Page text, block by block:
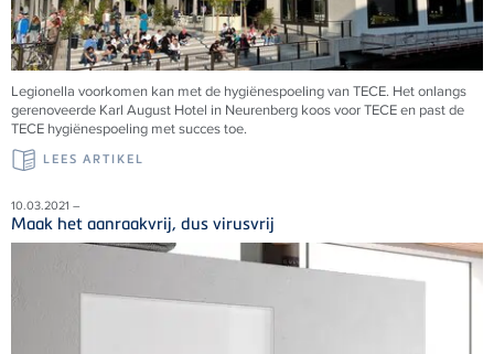
Legionella voorkomen kan met de hygiënespoeling van TECE. Het onlangs
gerenoveerde Karl August Hotel in Neurenberg koos voor TECE en past de
TECE hygiënespoeling met succes toe.
LEES ARTIKEL
10.03.2021 –
Maak het aanraakvrij, dus virusvrij